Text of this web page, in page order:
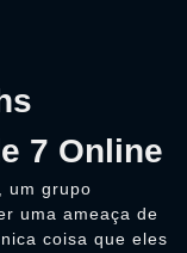
7 Online
um grupo
uma ameaça de
coisa que eles